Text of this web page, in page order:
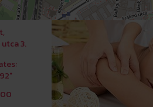
3.
00